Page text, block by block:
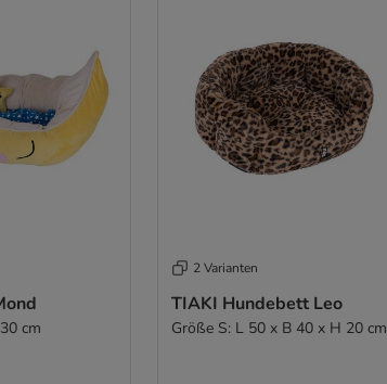
cm
2 Varianten
TIAKI Hundebett Leo
Größe S: L 50 x B 40 x H 20 cm